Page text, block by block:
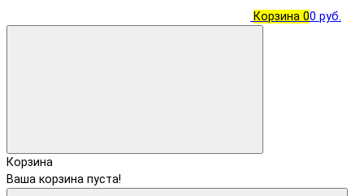
Корзина 00 руб.
Корзина
Ваша корзина пуста!